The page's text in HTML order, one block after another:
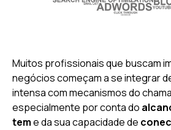
Muitos profissionais que buscam
negócios começam a se integrar
intensa com mecanismos do
especialmente por conta do
teme da sua capacidade de